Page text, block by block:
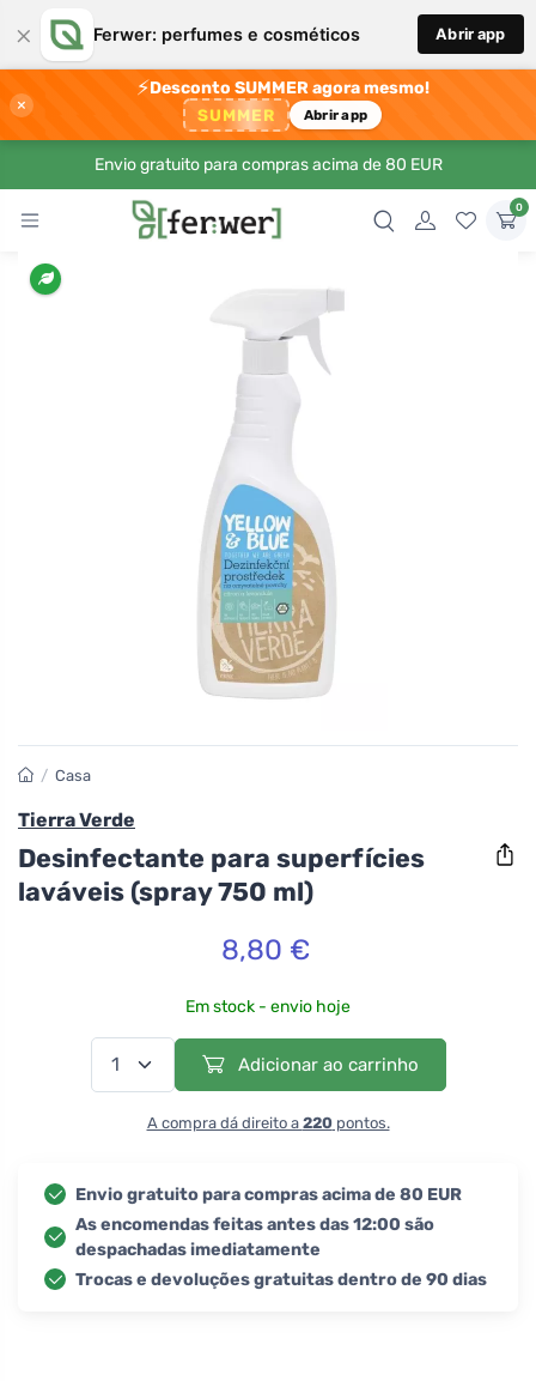
× Ferwer: perfumes e cosméticos Abrir app
×
⚡Desconto SUMMER agora mesmo!
SUMMER Abrir app
Envio gratuito para compras acima de 80 EUR
0
/ Casa
Tierra Verde
Desinfectante para superfícies
laváveis (spray 750 ml)
8,80 €
Em stock - envio hoje
Adicionar ao carrinho
A compra dá direito a 220pontos.
Envio gratuito para compras acima de 80 EUR
As encomendas feitas antes das 12:00 são
despachadas imediatamente
Trocas e devoluções gratuitas dentro de 90 dias